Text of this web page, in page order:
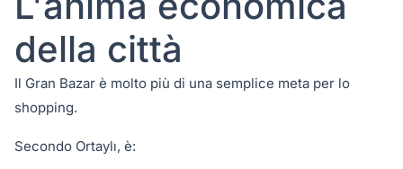
della città
Il Gran Bazar è molto più di una semplice meta per lo
shopping.
Secondo Ortaylı, è: